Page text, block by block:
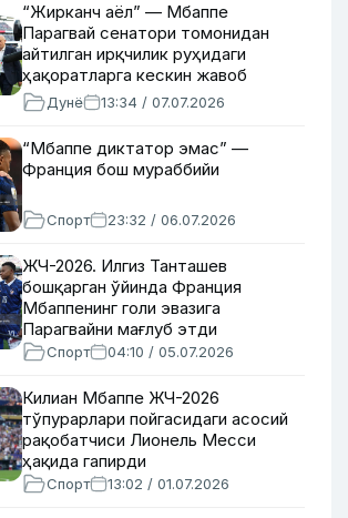
“Жирканч аёл” — Мбаппе
Парагвай сенатори томонидан
айтилган ирқчилик руҳидаги
ҳақоратларга кескин жавоб
қайтарди
Дунё 13:34 / 07.07.2026
“Мбаппе диктатор эмас” —
Франция бош мураббийи
Спорт 23:32 / 06.07.2026
ЖЧ-2026. Илгиз Танташев
бошқарган ўйинда Франция
Мбаппенинг голи эвазига
Парагвайни мағлуб этди
Спорт 04:10 / 05.07.2026
Килиан Мбаппе ЖЧ-2026
тўпурарлари пойгасидаги асосий
рақобатчиси Лионель Месси
ҳақида гапирди
Спорт 13:02 / 01.07.2026